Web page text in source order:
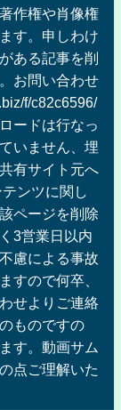
作権や肖像権
す。申しわけ
ある記事を削
お問い合わせ
f/c82c6596/
ードは行なっ
いません、埋
有サイト元へ
ンツに関し
ページを削除
3営業日以内
慮による事故
すので何卒、
せよりご連絡
ものですの
す。動画サム
点ご理解いた